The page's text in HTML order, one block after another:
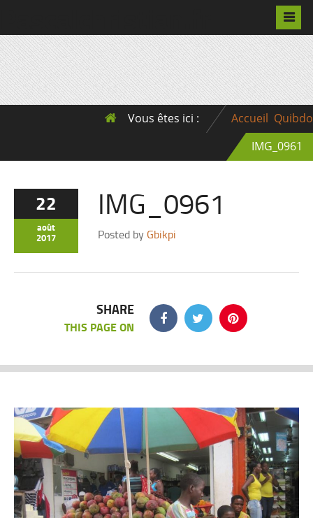
Vous êtes ici : Accueil Quibdo
IMG_0961
22
août
2017
IMG_0961
Posted by Gbikpi
SHARE
THIS PAGE ON